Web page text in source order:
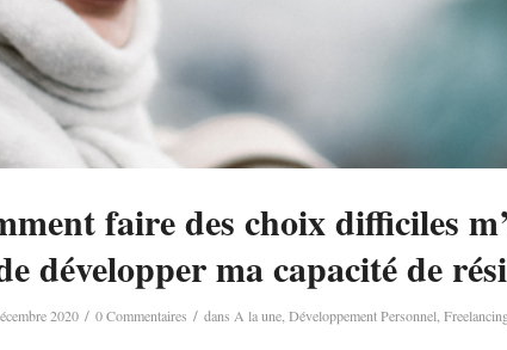
faire des choix difficiles
développer ma capacité de
2020 / 0 Commentaires / dans A la une Développement Personnel